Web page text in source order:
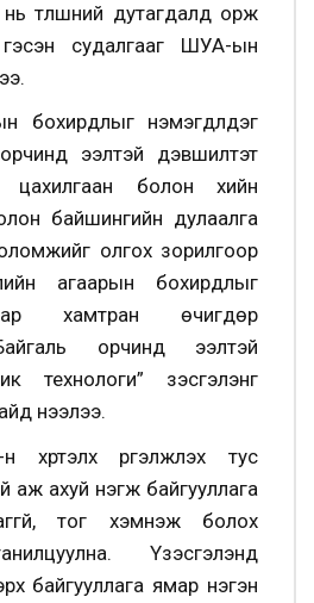
нь түлшний дутагдалд орж
судалгааг ШУА-ын
бохирдлыг нэмэгдүүлдэг
ээлтэй дэвшилтэт
цахилгаан болон хийн
байшингийн дулаалга
олгох зорилгоор
агаарын бохирдлыг
хамтран өчигдөр
орчинд ээлтэй
технологи” үзэсгэлэнг
нээлээ.
үргэлжлэх тус
аж ахуй нэгж байгууллага
тог хэмнэж болох
Үзэсгэлэнд
байгууллага ямар нэгэн